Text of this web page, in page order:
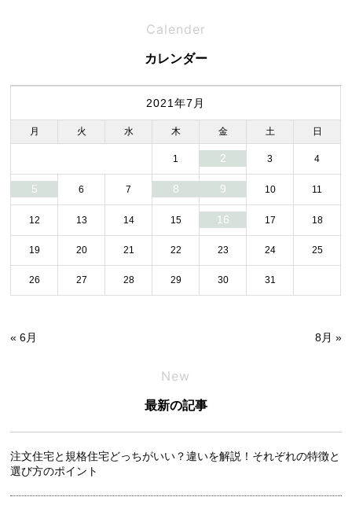
Calender
カレンダー
2021年7月
月 火 水 木 金 土 日
1 2 3 4
5 6 7 8 9 10 11
12 13 14 15 16 17 18
19 20 21 22 23 24 25
26 27 28 29 30 31
« 6月 8月 »
New
最新の記事
注文住宅と規格住宅どっちがいい？違いを解説！それぞれの特徴と
選び方のポイント